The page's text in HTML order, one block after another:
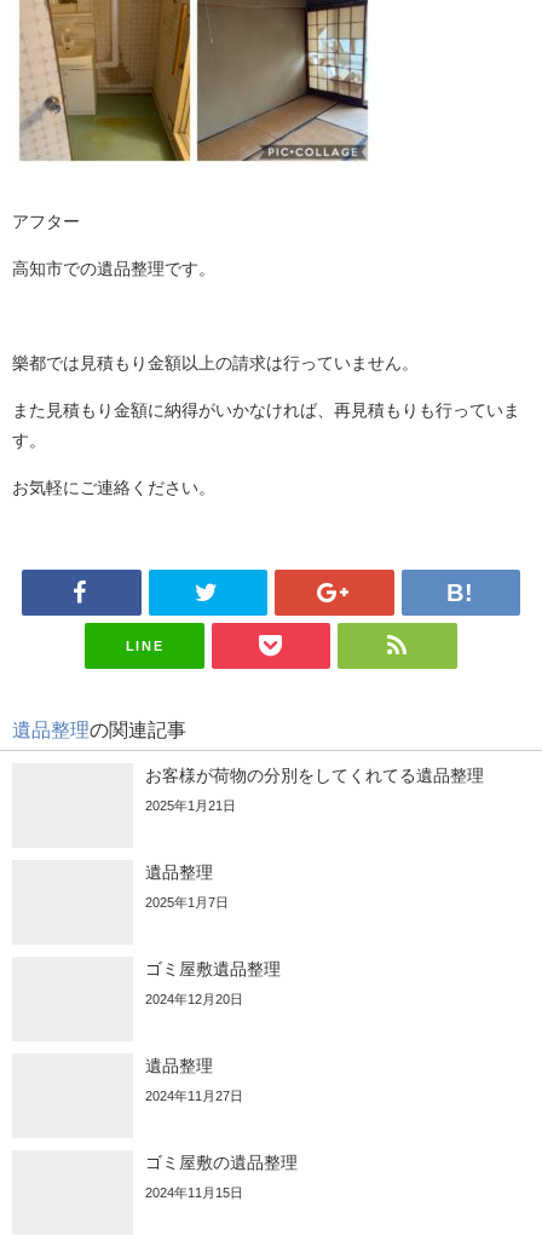
アフター
高知市での遺品整理です。
樂都では見積もり金額以上の請求は行っていません。
また見積もり金額に納得がいかなければ、再見積もりも行っていま
す。
お気軽にご連絡ください。
LINE
遺品整理の関連記事
お客様が荷物の分別をしてくれてる遺品整理
2025年1月21日
遺品整理
2025年1月7日
ゴミ屋敷遺品整理
2024年12月20日
遺品整理
2024年11月27日
ゴミ屋敷の遺品整理
2024年11月15日